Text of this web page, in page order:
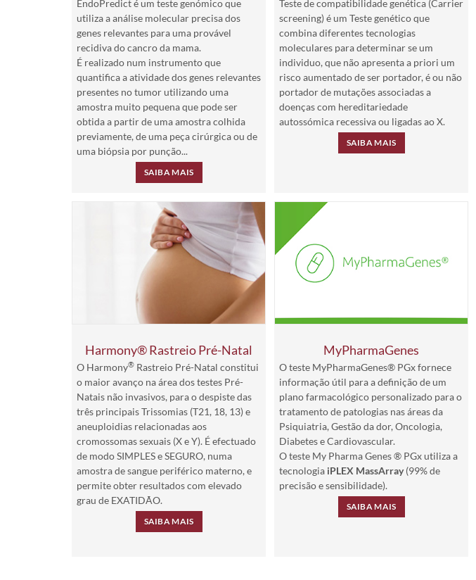
EndoPredict é um teste genómico que
utiliza a análise molecular precisa dos
genes relevantes para uma provável
recidiva do cancro da mama.
É realizado num instrumento que
quantifica a atividade dos genes relevantes
presentes no tumor utilizando uma
amostra muito pequena que pode ser
obtida a partir de uma amostra colhida
previamente, de uma peça cirúrgica ou de
uma biópsia por punção...
SAIBA MAIS
Teste de compatibilidade genética (Carrier
screening) é um Teste genético que
combina diferentes tecnologias
moleculares para determinar se um
individuo, que não apresenta a priori um
risco aumentado de ser portador, é ou não
portador de mutações associadas a
doenças com hereditariedade
autossómica recessiva ou ligadas ao X.
SAIBA MAIS
Harmony® Rastreio Pré-Natal
O Harmony® Rastreio Pré-Natal constitui
o maior avanço na área dos testes Pré-
Natais não invasivos, para o despiste das
três principais Trissomias (T21, 18, 13) e
aneuploidias relacionadas aos
cromossomas sexuais (X e Y). É efectuado
de modo SIMPLES e SEGURO, numa
amostra de sangue periférico materno, e
permite obter resultados com elevado
grau de EXATIDÃO.
SAIBA MAIS
MyPharmaGenes
O teste MyPharmaGenes® PGx fornece
informação útil para a definição de um
plano farmacológico personalizado para o
tratamento de patologias nas áreas da
Psiquiatria, Gestão da dor, Oncologia,
Diabetes e Cardiovascular.
O teste My Pharma Genes ® PGx utiliza a
tecnologia iPLEX MassArray(99% de
precisão e sensibilidade).
SAIBA MAIS